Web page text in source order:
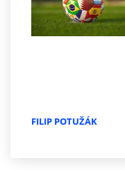
FILIP POTUŽÁK